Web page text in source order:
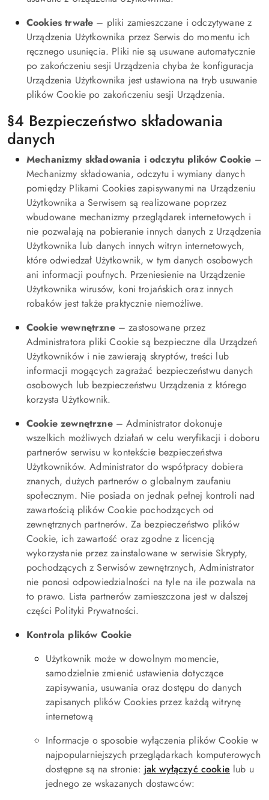
Cookies trwałe – pliki zamieszczane i odczytywane z
Urządzenia Użytkownika przez Serwis do momentu ich
ręcznego usunięcia. Pliki nie są usuwane automatycznie
po zakończeniu sesji Urządzenia chyba że konfiguracja
Urządzenia Użytkownika jest ustawiona na tryb usuwanie
plików Cookie po zakończeniu sesji Urządzenia.
§4 Bezpieczeństwo składowania
danych
Mechanizmy składowania i odczytu plików Cookie –
Mechanizmy składowania, odczytu i wymiany danych
pomiędzy Plikami Cookies zapisywanymi na Urządzeniu
Użytkownika a Serwisem są realizowane poprzez
wbudowane mechanizmy przeglądarek internetowych i
nie pozwalają na pobieranie innych danych z Urządzenia
Użytkownika lub danych innych witryn internetowych,
które odwiedzał Użytkownik, w tym danych osobowych
ani informacji poufnych. Przeniesienie na Urządzenie
Użytkownika wirusów, koni trojańskich oraz innych
robaków jest także praktycznie niemożliwe.
Cookie wewnętrzne– zastosowane przez
Administratora pliki Cookie są bezpieczne dla Urządzeń
Użytkowników i nie zawierają skryptów, treści lub
informacji mogących zagrażać bezpieczeństwu danych
osobowych lub bezpieczeństwu Urządzenia z którego
korzysta Użytkownik.
Cookie zewnętrzne– Administrator dokonuje
wszelkich możliwych działań w celu weryfikacji i doboru
partnerów serwisu w kontekście bezpieczeństwa
Użytkowników. Administrator do współpracy dobiera
znanych, dużych partnerów o globalnym zaufaniu
społecznym. Nie posiada on jednak pełnej kontroli nad
zawartością plików Cookie pochodzących od
zewnętrznych partnerów. Za bezpieczeństwo plików
Cookie, ich zawartość oraz zgodne z licencją
wykorzystanie przez zainstalowane w serwisie Skrypty,
pochodzących z Serwisów zewnętrznych, Administrator
nie ponosi odpowiedzialności na tyle na ile pozwala na
to prawo. Lista partnerów zamieszczona jest w dalszej
części Polityki Prywatności.
Kontrola plików Cookie
Użytkownik może w dowolnym momencie,
samodzielnie zmienić ustawienia dotyczące
zapisywania, usuwania oraz dostępu do danych
zapisanych plików Cookies przez każdą witrynę
internetową
Informacje o sposobie wyłączenia plików Cookie w
najpopularniejszych przeglądarkach komputerowych
dostępne są na stronie: jak wyłączyć cookie lub u
jednego ze wskazanych dostawców: